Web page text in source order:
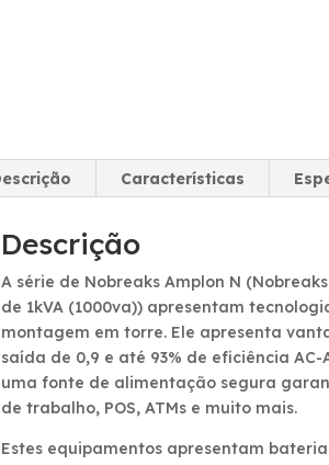
Características
Descrição
A série de Nobreaks Amplon N
de 1kVA (1000va)) apresentam
montagem em torre. Ele apresenta
saída de 0,9 e até 93% de eficiência
uma fonte de alimentação segura
de trabalho, POS, ATMs e muito mais.
Estes equipamentos apresentam